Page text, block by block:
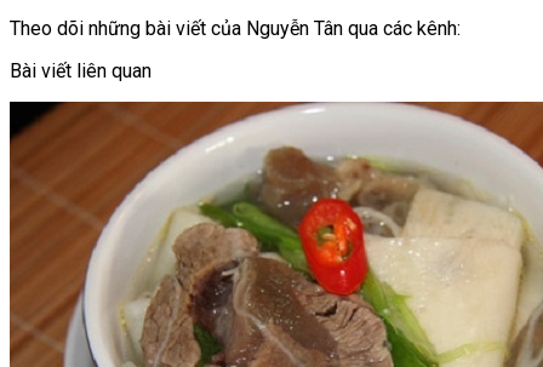
Theo dõi những bài viết của Nguyễn Tân qua các kênh:
Bài viết liên quan